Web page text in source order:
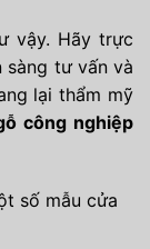
vậy. Hãy trực
sàng tư vấn và
lại thẩm mỹ
công nghiệp
số mẫu cửa